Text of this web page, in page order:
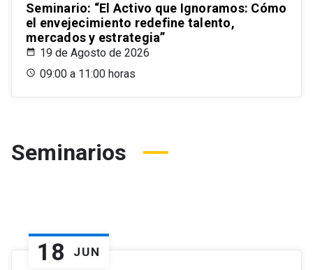
Seminario: “El Activo que Ignoramos: Cómo
el envejecimiento redefine talento,
mercados y estrategia”
19 de Agosto de 2026
09:00 a 11:00 horas
Seminarios
18 JUN